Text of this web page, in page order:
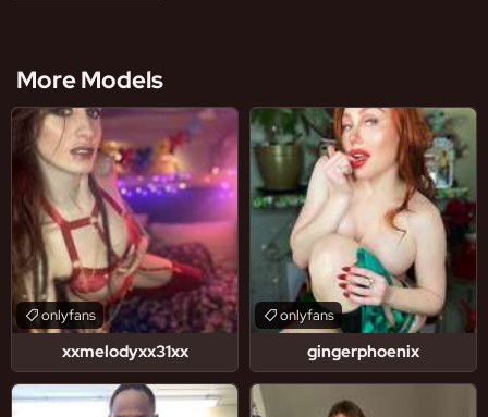
More Models
xxmelodyxx31xx
onlyfans
gingerphoenix
onlyfans